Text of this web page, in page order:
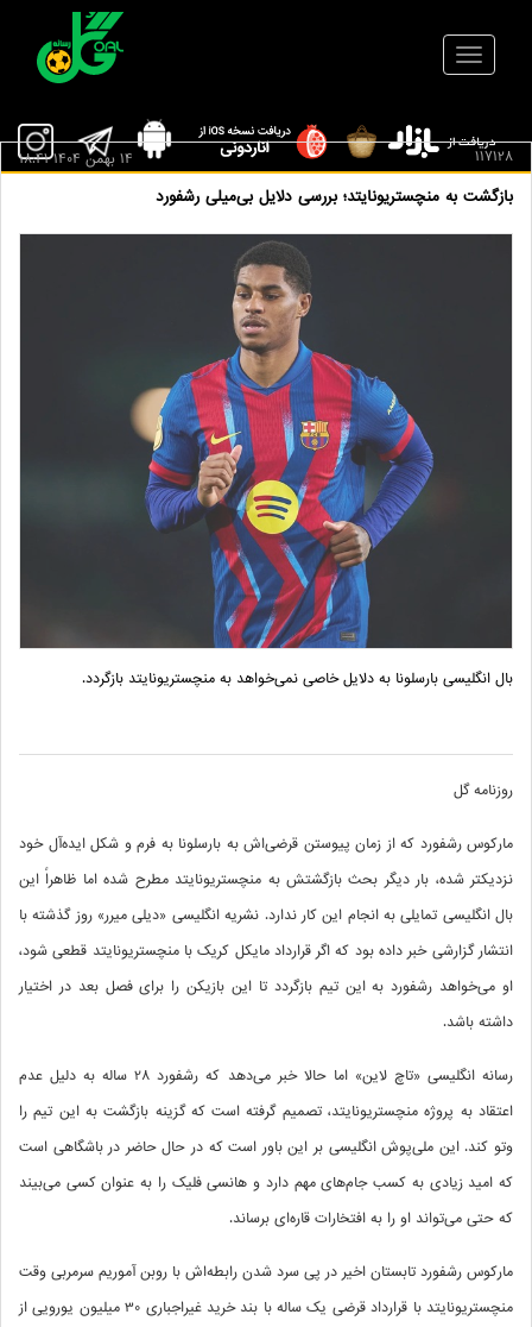
117128
بازگشت به منچستریونایتد؛ بررسی دلایل بی‌میلی رشفورد
14 بهمن 1404 18:41
بال انگلیسی بارسلونا به دلایل خاصی نمی‌خواهد به منچستریونایتد بازگردد.
روزنامه گل
مارکوس رشفورد که از زمان پیوستن قرضی‌اش به بارسلونا به فرم و شکل ایده‌آل خود
نزدیکتر شده، بار دیگر بحث بازگشتش به منچستریونایتد مطرح شده اما ظاهراً این
بال انگلیسی تمایلی به انجام این کار ندارد. نشریه انگلیسی «دیلی‌ میرر» روز گذشته با
انتشار گزارشی خبر داده بود که اگر قرارداد مایکل کریک با منچستریونایتد قطعی شود،
او می‌خواهد رشفورد به این تیم بازگردد تا این بازیکن را برای فصل بعد در اختیار
داشته باشد.
رسانه انگلیسی «تاچ لاین» اما حالا خبر می‌دهد که رشفورد 28 ساله به دلیل عدم
اعتقاد به پروژه منچستریونایتد، تصمیم گرفته است که گزینه بازگشت به این تیم را
وتو کند. این ملی‌پوش انگلیسی بر این باور است که در حال حاضر در باشگاهی است
که امید زیادی به کسب جام‌های مهم دارد و هانسی فلیک را به عنوان کسی می‌بیند
که حتی می‌تواند او را به افتخارات قاره‌ای برساند.
مارکوس رشفورد تابستان اخیر در پی سرد شدن رابطه‌اش با روبن آموریم سرمربی وقت
منچستریونایتد با قرارداد قرضی یک ساله با بند خرید غیراجباری 30 میلیون یورویی از